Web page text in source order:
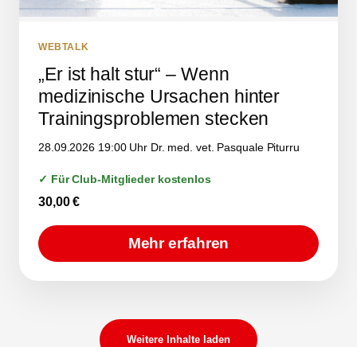
WEBTALK
„Er ist halt stur“ – Wenn
medizinische Ursachen hinter
Trainingsproblemen stecken
28.09.2026 19:00 Uhr Dr. med. vet. Pasquale Piturru
✓ Für Club-Mitglieder kostenlos
30,00€
Mehr erfahren
Weitere Inhalte laden